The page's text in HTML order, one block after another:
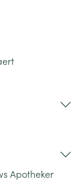
Apotheker